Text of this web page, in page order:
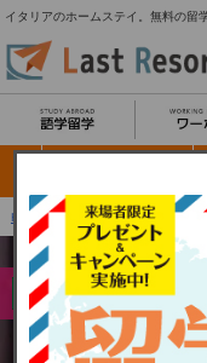
イタリアのホームステイ。無料の留
HOME＞ ホームステイ TOP
イタリア×